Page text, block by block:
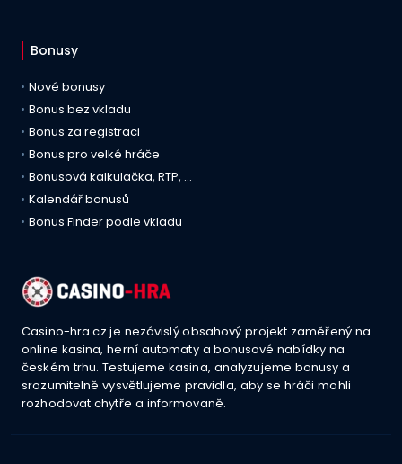
Bonusy
Nové bonusy
Bonus bez vkladu
Bonus za registraci
Bonus pro velké hráče
Bonusová kalkulačka, RTP, …
Kalendář bonusů
Bonus Finder podle vkladu
Casino-hra.cz je nezávislý obsahový projekt zaměřený na
online kasina, herní automaty a bonusové nabídky na
českém trhu. Testujeme kasina, analyzujeme bonusy a
srozumitelně vysvětlujeme pravidla, aby se hráči mohli
rozhodovat chytře a informovaně.